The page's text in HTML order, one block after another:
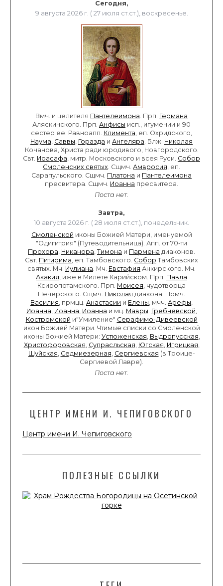
Сегодня,
9 августа 2026 г. ( 27 июля ст.ст.), воскресенье.
Вмч. и целителя Пантелеимона. Прп. Германа
Аляскинского. Прп. Анфисы исп., игумении и 90
сестер ее. Равноапп. Климента, еп. Охридского,
Наума, Саввы, Горазда и Ангеляра. Блж. Николая
Кочанова, Христа ради юродивого, Новгородского.
Свт. Иоасафа, митр. Московского и всея Руси. Собор
Смоленских святых. Сщмч. Амвросия, еп.
Сарапульского. Сщмч. Платона и Пантелеимона
пресвитера. Сщмч. Иоанна пресвитера.
Поста нет.
Завтра,
10 августа 2026 г. ( 28 июля ст.ст.), понедельник.
Смоленской иконы Божией Матери, именуемой
"Одигитрия" (Путеводительница). Апп. от 70-ти
Прохора, Никанора, Тимона и Пармена диаконов.
Свт. Питирима, еп. Тамбовского. Собор Тамбовских
святых. Мч. Иулиана. Мч. Евстафия Анкирского. Мч.
Акакия, иже в Милете Карийском. Прп. Павла
Ксиропотамского. Прп. Моисея, чудотворца
Печерского. Сщмч. Николая диакона. Прмч.
Василия, прмцц. Анастасии и Елены, мчч. Арефы,
Иоанна, Иоанна, Иоанна и мц. Мавры. Гребневской,
Костромской и"Умиление" Серафимо-Дивеевской
икон Божией Матери. Чтимые списки со Смоленской
иконы Божией Матери: Устюженская, Выдропусская,
Христофоровская, Супрасльская, Югская, Игрицкая,
Шуйская, Седмиезерная, Сергиевская (в Троице-
Сергиевой Лавре).
Поста нет.
ЦЕНТР ИМЕНИ И. ЧЕПИГОВСКОГО
Центр имени И. Чепиговского
ПОЛЕЗНЫЕ ССЫЛКИ